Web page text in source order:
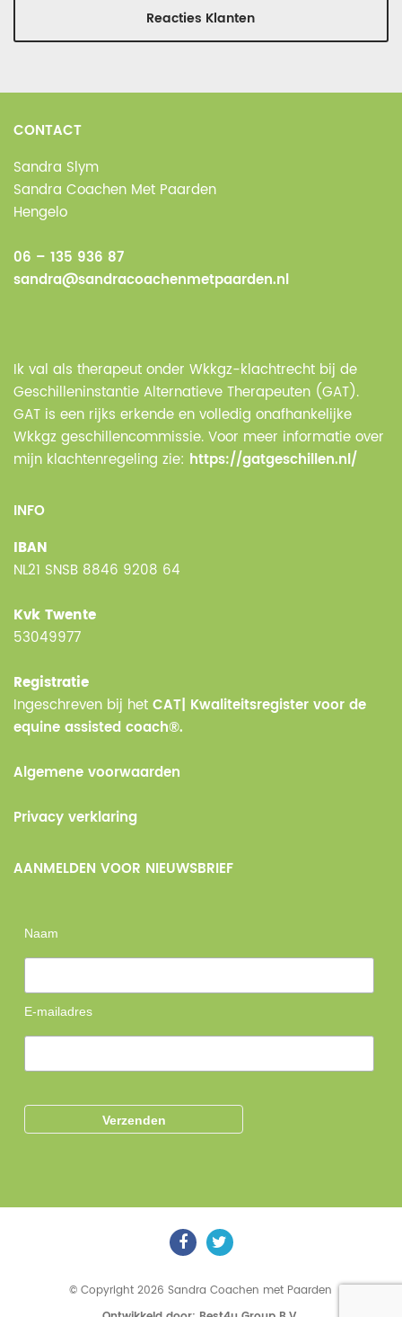
Reacties Klanten
CONTACT
Sandra Slym
Sandra Coachen Met Paarden
Hengelo
06 – 135 936 87
sandra@sandracoachenmetpaarden.nl
Ik val als therapeut onder Wkkgz-klachtrecht bij de
Geschilleninstantie Alternatieve Therapeuten (GAT).
GAT is een rijks erkende en volledig onafhankelijke
Wkkgz geschillencommissie. Voor meer informatie over
mijn klachtenregeling zie: https://gatgeschillen.nl/
INFO
IBAN
NL21 SNSB 8846 9208 64
Kvk Twente
53049977
Registratie
Ingeschreven bij het CAT| Kwaliteitsregister voor de
equine assisted coach®.
Algemene voorwaarden
Privacy verklaring
AANMELDEN VOOR NIEUWSBRIEF
Naam
E-mailadres
© Copyright 2026 Sandra Coachen met Paarden